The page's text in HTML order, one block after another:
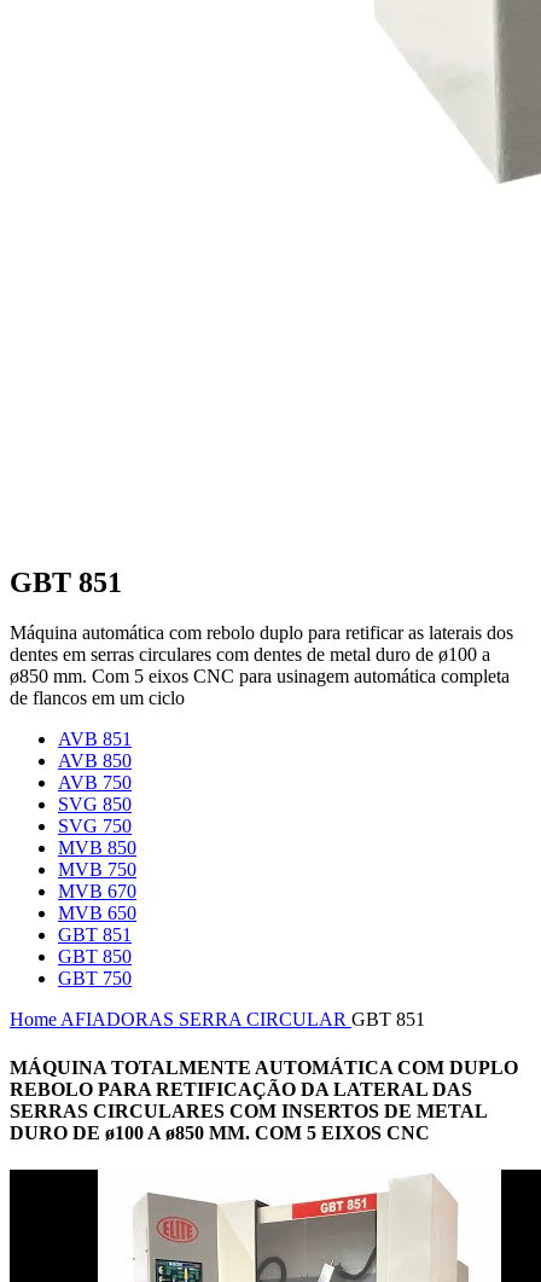
GBT 851
Máquina automática com rebolo duplo para retificar as laterais dos
dentes em serras circulares com dentes de metal duro de ø100 a
ø850 mm. Com 5 eixos CNC para usinagem automática completa
de flancos em um ciclo
AVB 851
AVB 850
AVB 750
SVG 850
SVG 750
MVB 850
MVB 750
MVB 670
MVB 650
GBT 851
GBT 850
GBT 750
HomeAFIADORAS SERRA CIRCULAR GBT 851
MÁQUINA TOTALMENTE AUTOMÁTICA COM DUPLO
REBOLO PARA RETIFICAÇÃO DA LATERAL DAS
SERRAS CIRCULARES COM INSERTOS DE METAL
DURO DE ø100 A ø850 MM. COM 5 EIXOS CNC